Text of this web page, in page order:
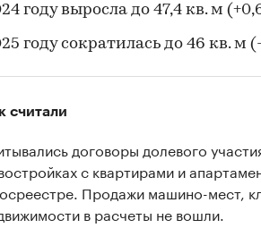
году выросла до 47,4 кв. м
году сократилась до 46 кв. м
считали
договоры долевого
с квартирами и
Продажи машино-мест,
в расчеты не вошли.